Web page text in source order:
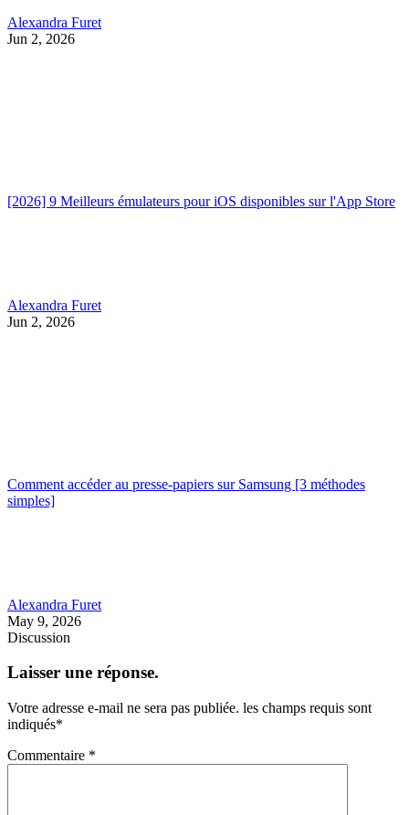
Alexandra Furet
Jun 2, 2026
[2026] 9 Meilleurs émulateurs pour iOS disponibles sur l'App Store
Alexandra Furet
Jun 2, 2026
Comment accéder au presse-papiers sur Samsung [3 méthodes
simples]
Alexandra Furet
May 9, 2026
Discussion
Laisser une réponse.
Votre adresse e-mail ne sera pas publiée. les champs requis sont
indiqués*
Commentaire *